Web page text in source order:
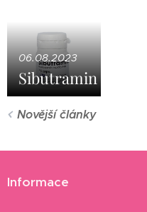
06.08.2023
Sibutramin
Novější články
Informace